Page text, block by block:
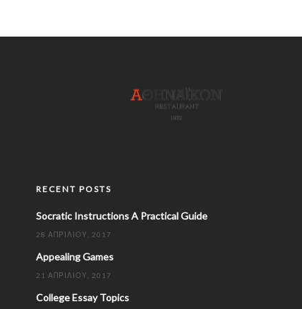
RECENT POSTS
Socratic Instructions A Practical Guide
28 ΑΠΡΙΛΊΟΥ, 2017
Appealing Games
21 ΑΠΡΙΛΊΟΥ, 2017
College Essay Topics